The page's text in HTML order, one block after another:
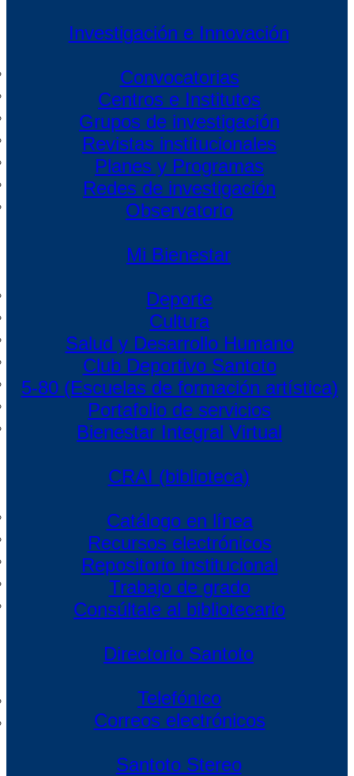
Investigación e Innovación
Convocatorias
Centros e Institutos
Grupos de investigación
Revistas institucionales
Planes y Programas
Redes de investigación
Observatorio
Mi Bienestar
Deporte
Cultura
Salud y Desarrollo Humano
Club Deportivo Santoto
5-80 (Escuelas de formación artística)
Portafolio de servicios
Bienestar Integral Virtual
CRAI (biblioteca)
Catálogo en línea
Recursos electrónicos
Repositorio institucional
Trabajo de grado
Consúltale al bibliotecario
Directorio Santoto
Telefónico
Correos electrónicos
Santoto Stereo